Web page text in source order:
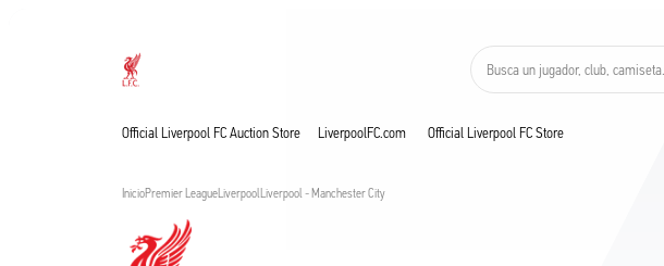
Busca un jugador, club, camiseta…
Official Liverpool FC Auction Store LiverpoolFC.com Official Liverpool FC Store
InicioPremier LeagueLiverpoolLiverpool - Manchester City